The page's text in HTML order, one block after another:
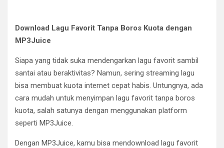
Download Lagu Favorit Tanpa Boros Kuota dengan
MP3Juice
Siapa yang tidak suka mendengarkan lagu favorit sambil
santai atau beraktivitas? Namun, sering streaming lagu
bisa membuat kuota internet cepat habis. Untungnya, ada
cara mudah untuk menyimpan lagu favorit tanpa boros
kuota, salah satunya dengan menggunakan platform
seperti MP3Juice.
Dengan MP3Juice, kamu bisa mendownload lagu favorit